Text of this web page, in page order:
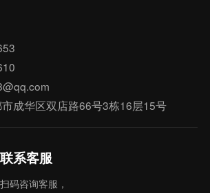
成华区双店路66号3栋16层15号
联系客服
扫码咨询客服，